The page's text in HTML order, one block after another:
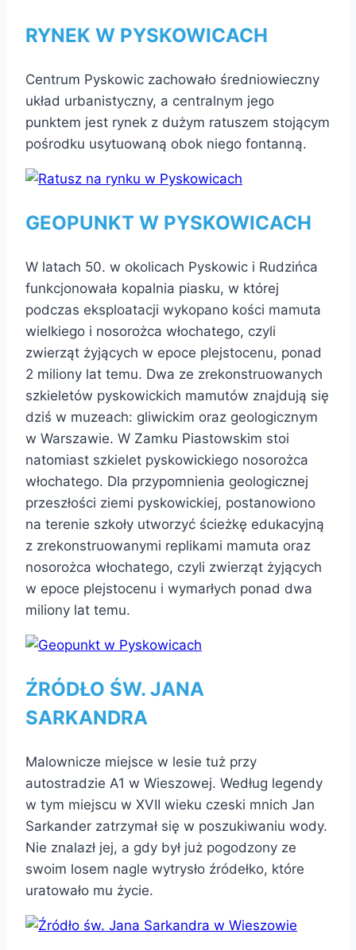
RYNEK W PYSKOWICACH
Centrum Pyskowic zachowało średniowieczny
układ urbanistyczny, a centralnym jego
punktem jest rynek z dużym ratuszem stojącym
pośrodku usytuowaną obok niego fontanną.
GEOPUNKT W PYSKOWICACH
W latach 50. w okolicach Pyskowic i Rudzińca
funkcjonowała kopalnia piasku, w której
podczas eksploatacji wykopano kości mamuta
wielkiego i nosorożca włochatego, czyli
zwierząt żyjących w epoce plejstocenu, ponad
2 miliony lat temu. Dwa ze zrekonstruowanych
szkieletów pyskowickich mamutów znajdują się
dziś w muzeach: gliwickim oraz geologicznym
w Warszawie. W Zamku Piastowskim stoi
natomiast szkielet pyskowickiego nosorożca
włochatego. Dla przypomnienia geologicznej
przeszłości ziemi pyskowickiej, postanowiono
na terenie szkoły utworzyć ścieżkę edukacyjną
z zrekonstruowanymi replikami mamuta oraz
nosorożca włochatego, czyli zwierząt żyjących
w epoce plejstocenu i wymarłych ponad dwa
miliony lat temu.
ŹRÓDŁO ŚW. JANA
SARKANDRA
Malownicze miejsce w lesie tuż przy
autostradzie A1 w Wieszowej. Według legendy
w tym miejscu w XVII wieku czeski mnich Jan
Sarkander zatrzymał się w poszukiwaniu wody.
Nie znalazł jej, a gdy był już pogodzony ze
swoim losem nagle wytrysło źródełko, które
uratowało mu życie.